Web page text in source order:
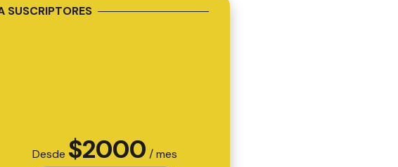
SUSCRIPTORES
Desde $2000 / mes